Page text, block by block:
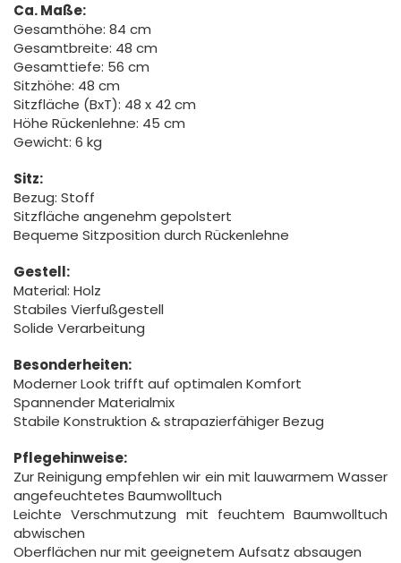
Ca. Maße:
Gesamthöhe: 84 cm
Gesamtbreite: 48 cm
Gesamttiefe: 56 cm
Sitzhöhe: 48 cm
Sitzfläche (BxT): 48 x 42 cm
Höhe Rückenlehne: 45 cm
Gewicht: 6 kg
Sitz:
Bezug: Stoff
Sitzfläche angenehm gepolstert
Bequeme Sitzposition durch Rückenlehne
Gestell:
Material: Holz
Stabiles Vierfußgestell
Solide Verarbeitung
Besonderheiten:
Moderner Look trifft auf optimalen Komfort
Spannender Materialmix
Stabile Konstruktion & strapazierfähiger Bezug
Pflegehinweise:
Zur Reinigung empfehlen wir ein mit lauwarmem Wasser
angefeuchtetes Baumwolltuch
Leichte Verschmutzung mit feuchtem Baumwolltuch
abwischen
Oberflächen nur mit geeignetem Aufsatz absaugen